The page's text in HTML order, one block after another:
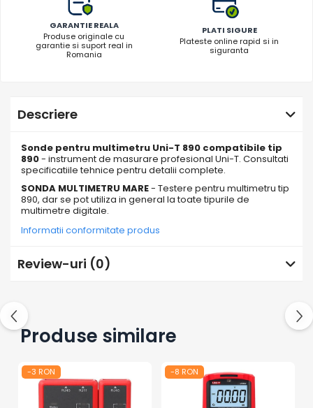
GARANTIE REALA
Produse originale cu
garantie si suport real in
Romania
PLATI SIGURE
Plateste online rapid si in
siguranta
Descriere
Sonde pentru multimetru Uni-T 890 compatibile tip
890- instrument de masurare profesional Uni-T. Consultati
specificatiile tehnice pentru detalii complete.
SONDA MULTIMETRU MARE- Testere pentru multimetru tip
890, dar se pot utiliza in general la toate tipurile de
multimetre digitale.
Informatii conformitate produs
Review-uri (0)
Produse similare
-3 RON -8 RON